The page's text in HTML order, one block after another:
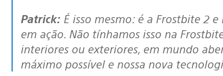
Patrick: É isso mesmo: é a Frostbite 2
em ação. Não tínhamos isso na
interiores ou exteriores, em mundo
máximo possível e nossa nova